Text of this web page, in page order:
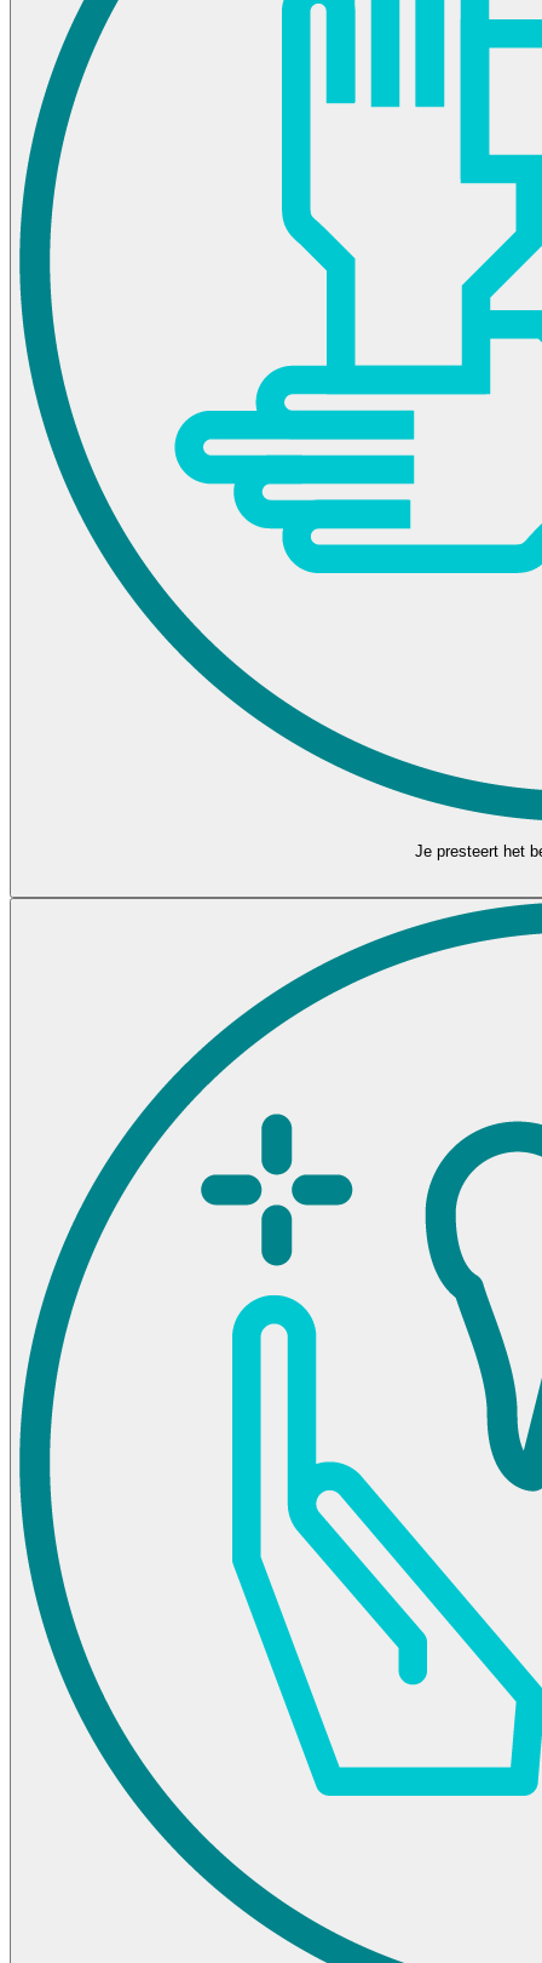
Je presteert het